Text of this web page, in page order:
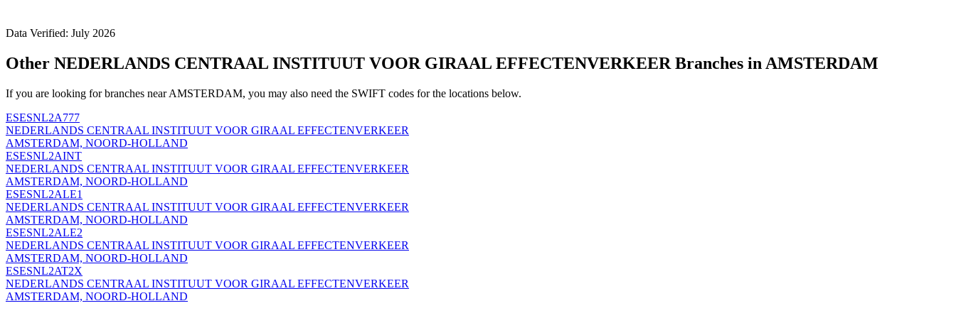
Data Verified: July 2026
Other NEDERLANDS CENTRAAL INSTITUUT VOOR GIRAAL EFFECTENVERKEER Branches in AMSTERDAM
If you are looking for branches near AMSTERDAM, you may also need the SWIFT codes for the locations below.
ESESNL2A777
NEDERLANDS CENTRAAL INSTITUUT VOOR GIRAAL EFFECTENVERKEER
AMSTERDAM, NOORD-HOLLAND
ESESNL2AINT
NEDERLANDS CENTRAAL INSTITUUT VOOR GIRAAL EFFECTENVERKEER
AMSTERDAM, NOORD-HOLLAND
ESESNL2ALE1
NEDERLANDS CENTRAAL INSTITUUT VOOR GIRAAL EFFECTENVERKEER
AMSTERDAM, NOORD-HOLLAND
ESESNL2ALE2
NEDERLANDS CENTRAAL INSTITUUT VOOR GIRAAL EFFECTENVERKEER
AMSTERDAM, NOORD-HOLLAND
ESESNL2AT2X
NEDERLANDS CENTRAAL INSTITUUT VOOR GIRAAL EFFECTENVERKEER
AMSTERDAM, NOORD-HOLLAND